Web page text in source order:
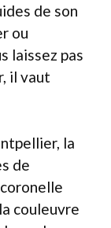
de son
ou
laissez pas
il vaut
la
de
couleuvre